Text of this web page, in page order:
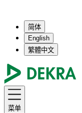
简体
English
繁體中文
菜单